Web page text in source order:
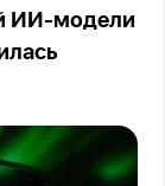
ИИ-модели